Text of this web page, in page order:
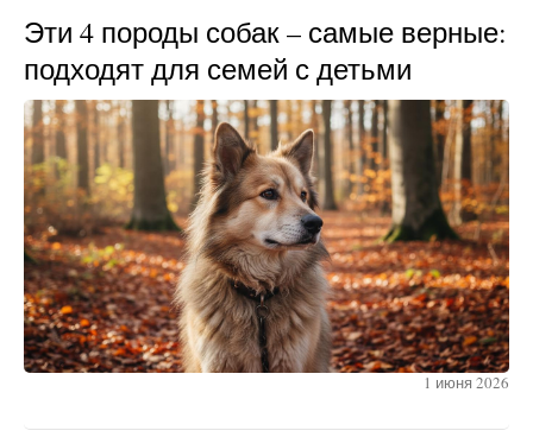
Эти 4 породы собак – самые верные:
подходят для семей с детьми
1 июня 2026